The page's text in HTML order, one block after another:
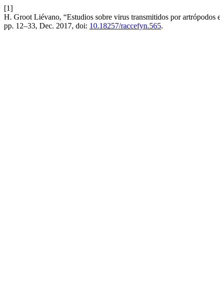
[1]
H. Groot Liévano, “Estudios sobre virus transmitidos por artrópodos
pp. 12–33, Dec. 2017, doi: 10.18257/raccefyn.565.